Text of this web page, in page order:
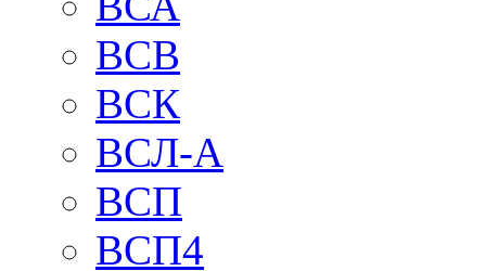
ВСВ
ВСК
ВСЛ-А
ВСП
ВСП4